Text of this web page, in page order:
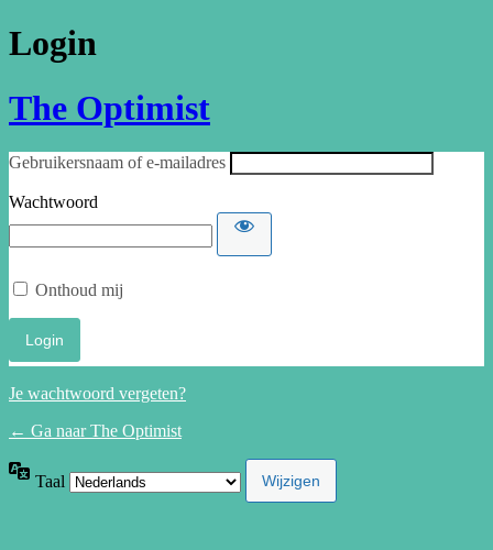
Login
The Optimist
Gebruikersnaam of e-mailadres
Wachtwoord
Onthoud mij
Je wachtwoord vergeten?
← Ga naar The Optimist
Taal